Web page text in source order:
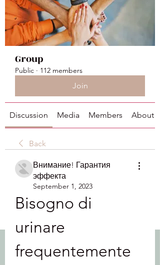
Group
Public · 112 members
Join
Discussion Media Members About
Back
Внимание! Гарантия
эффекта
September 1, 2023
Bisogno di
urinare
frequentemente